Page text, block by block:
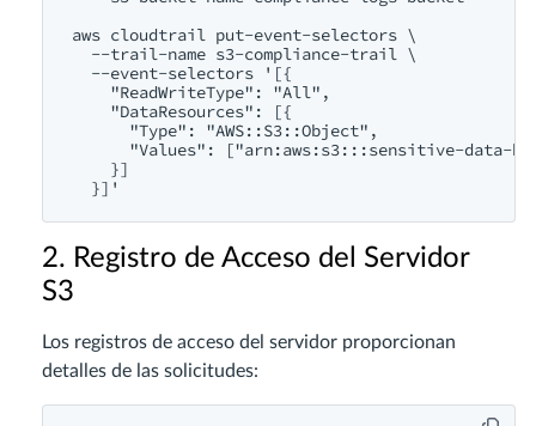
aws cloudtrail put-event-selectors \
  --trail-name s3-compliance-trail \
  --event-selectors '[{
    "ReadWriteType": "All",
    "DataResources": [{
      "Type": "AWS::S3::Object",
"Values": ["arn:aws:s3:::sensitive-data-
    }]
2. Registro de Acceso del Servidor
S3
Los registros de acceso del servidor proporcionan
detalles de las solicitudes: